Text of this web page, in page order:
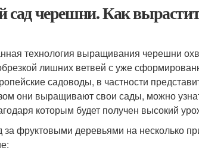
сад черешни. Как
технология выращивания черешни
лишних ветвей с уже
садоводы, в частности
они выращивают свои сады, можно
которым будет получен высокий
за фруктовыми деревьями на несколько